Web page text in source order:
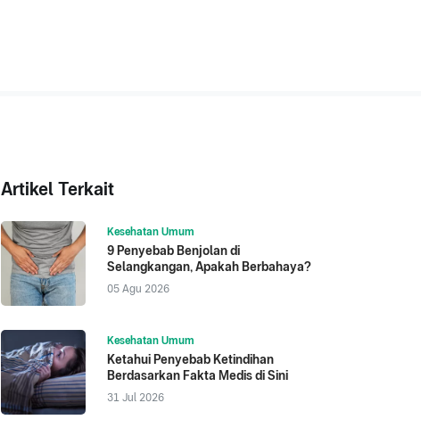
Artikel Terkait
Kesehatan Umum
9 Penyebab Benjolan di
Selangkangan, Apakah Berbahaya?
05 Agu 2026
Kesehatan Umum
Ketahui Penyebab Ketindihan
Berdasarkan Fakta Medis di Sini
31 Jul 2026